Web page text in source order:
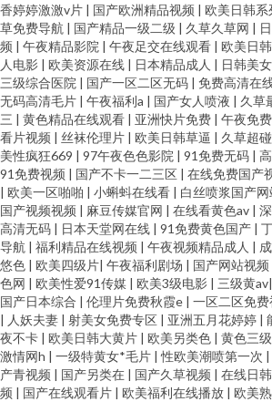
香婷婷激激v片 | 国产欧洲精品视频 | 欧美日韩系
草免费导航 | 国产精品一级二级 | 久草久草网 |
频 | 午夜精品影院 | 午夜足交在线观看 | 欧美日
人电影 | 欧美资源在线 | 日本精品成人 | 日韩美
三级综合医院 | 国产一区二区无码 | 免费高清在
无码高清毛片 | 午夜福利a | 国产女人喷液 | 久草
三 | 黄色精品在线观看 | 亚洲快片免费 | 午夜免
看片视频 | 丝袜伦理片 | 欧美日韩草逼 | 久草超碰
美性疯狂669 | 97午夜色色影院 | 91免费无码 |
91免费视频 | 国产不卡一二三区 | 在线免费国产
| 欧美一区啪啪 | 小蝌蚪在线看 | 白丝喷浆国产网
国产视频视频 | 麻豆传媒官网 | 在线看黄色av |
高清无码 | 日本天堂网在线 | 91免费黄色国产 |
导航 | 福利精品在线视频 | 午夜视频精品成人 |
悠色 | 欧美四级片| 午夜福利剧场 | 国产网站视频
色网 | 欧美性爱91传媒 | 欧美3级电影 | 三级黄av|
国产日本综合 | 伦理片免费秋霞e | 一区二区免费
| 人妖夫妻 | 射美女免费专区 | 亚洲五月花婷婷 |
夜不卡 | 欧美日韩大黄片 | 欧美另类色 | 黄色三
激情网h | 一级特黄女*毛片 |性欧美潮喷第一次 |
产青视频 | 国产另类在 | 国产久草视频 | 在线日
频 | 国产在线观看片 | 欧美福利在线播放 | 欧美